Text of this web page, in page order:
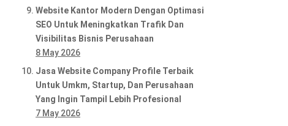
Website Kantor Modern Dengan Optimasi
SEO Untuk Meningkatkan Trafik Dan
Visibilitas Bisnis Perusahaan
8 May 2026
Jasa Website Company Profile Terbaik
Untuk Umkm, Startup, Dan Perusahaan
Yang Ingin Tampil Lebih Profesional
7 May 2026